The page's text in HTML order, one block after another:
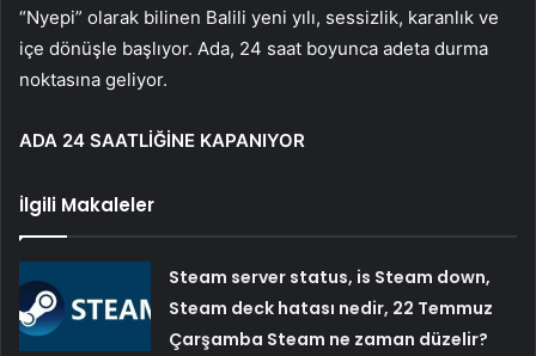
“Nyepi” olarak bilinen Balili yeni yılı, sessizlik, karanlık ve
içe dönüşle başlıyor. Ada, 24 saat boyunca adeta durma
noktasına geliyor.
ADA 24 SAATLİĞİNE KAPANIYOR
İlgili Makaleler
Steam server status, is Steam down,
Steam deck hatası nedir, 22 Temmuz
Çarşamba Steam ne zaman düzelir?